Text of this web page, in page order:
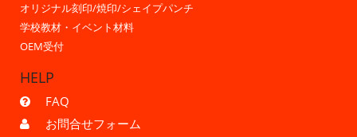
オリジナル刻印/焼印/シェイプパンチ
学校教材・イベント材料
OEM受付
HELP
FAQ
お問合せフォーム